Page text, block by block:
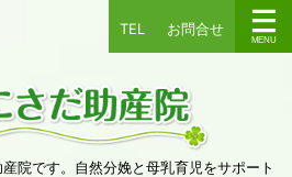
TEL お問合せ
院です。自然分娩と母乳育児をサポート